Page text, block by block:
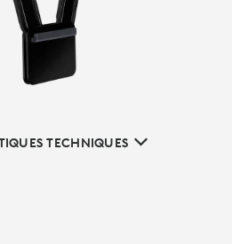
TECHNIQUES